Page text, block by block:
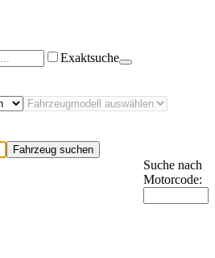
Exaktsuche
Fahrzeug suchen
Suche nach
Motorcode: